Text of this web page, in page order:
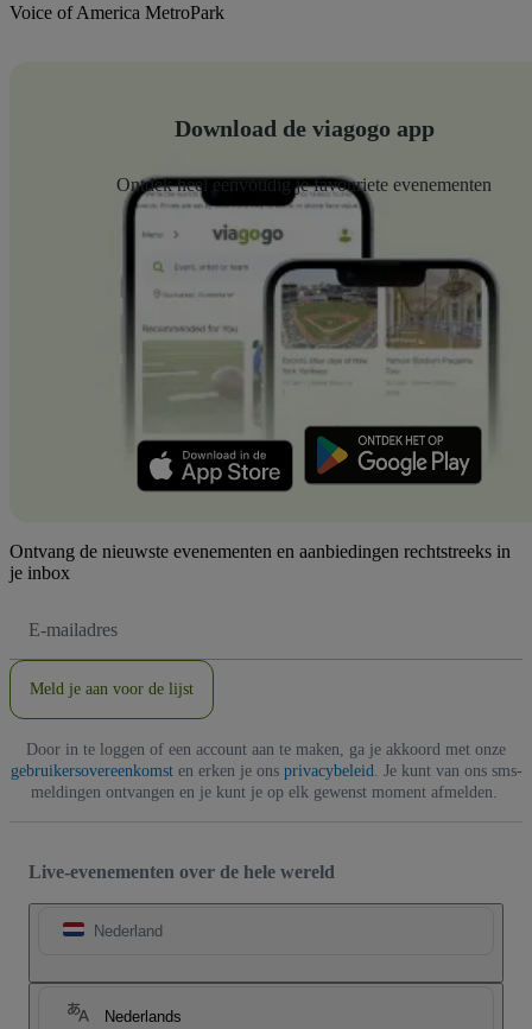
Voice of America MetroPark
Download de viagogo app
Ontdek heel eenvoudig je favouriete evenementen
Ontvang de nieuwste evenementen en aanbiedingen rechtstreeks in
je inbox
mailadres
Meld je aan voor de lijst
Door in te loggen of een account aan te maken, ga je akkoord met onze
gebruikersovereenkomsten erken je ons privacybeleid . Je kunt van ons sms-
meldingen ontvangen en je kunt je op elk gewenst moment afmelden.
Live-evenementen over de hele wereld
Nederland
Nederlands